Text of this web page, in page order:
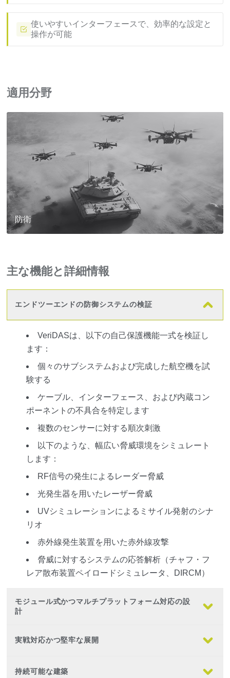
使いやすいインターフェースで、効率的な設定と
操作が可能
適用分野
防衛
主な機能と詳細情報
エンドツーエンドの防御システムの検証
VeriDASは、以下の自己保護機能一式を検証し
ます：
個々のサブシステムおよび完成した航空機を試
験する
ケーブル、インターフェース、および内蔵コン
ポーネントの不具合を特定します
複数のセンサーに対する順次刺激
以下のような、幅広い脅威環境をシミュレート
します：
RF信号の発生によるレーダー脅威
光発生器を用いたレーザー脅威
UVシミュレーションによるミサイル発射のシナ
リオ
赤外線発生装置を用いた赤外線攻撃
脅威に対するシステムの応答解析（チャフ・フ
レア散布装置ペイロードシミュレータ、DIRCM）
モジュール式かつマルチプラットフォーム対応の設
計
実戦対応かつ堅牢な展開
持続可能な建築